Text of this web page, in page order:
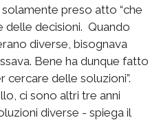
preso atto “che
delle decisioni. Quando
diverse, bisognava
Bene ha dunque fatto
cercare delle soluzioni”.
ci sono altri tre anni
diverse - spiega il